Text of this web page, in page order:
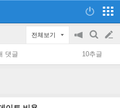
전체보기
공
지
on/off
검
색
글
쓰
댓글 10추글